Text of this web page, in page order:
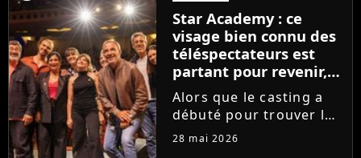
facette plus fragile de
sa personnalité....
Star Academy : ce
visage bien connu des
téléspectateurs est
partant pour revenir,
sauf que la place est
déjà prise
Alors que le casting a
débuté pour trouver les
prochains Pierre
28 mai 2026